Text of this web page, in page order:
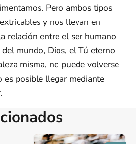
Pero ambos tipos
y nos llevan en
relación entre el ser humano
mundo, Dios, el Tú eterno
misma, no puede volverse
es posible llegar mediante